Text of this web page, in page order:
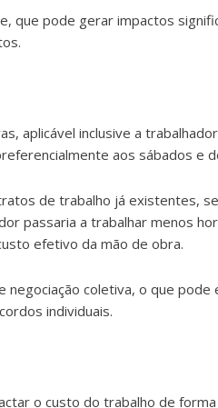
que pode gerar impactos
aplicável inclusive a
aos sábados e
de trabalho já existentes,
passaria a trabalhar menos
efetivo da mão de obra.
negociação coletiva, o que pode
individuais.
o custo do trabalho de